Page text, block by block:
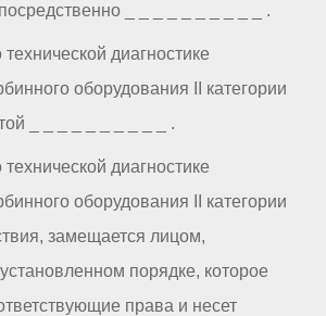
_ _ _ _ _ _ _ _ _ _ .
диагностике
оборудования II категории
_ _ _ _ _ _ _ _ _ _ .
диагностике
оборудования II категории
замещается лицом,
порядке, которое
права и несет